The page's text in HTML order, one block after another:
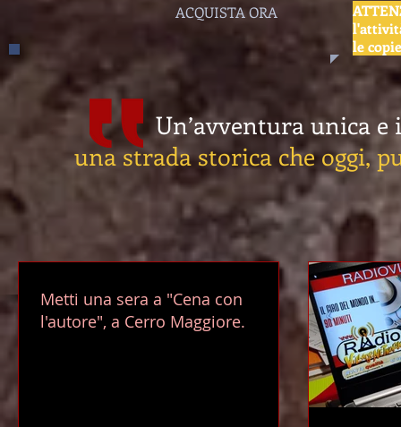
le
ACQUISTA ORA
Un’avventura unica e
una strada storica che oggi,
Metti una sera a "Cena con
l'autore", a Cerro Maggiore.